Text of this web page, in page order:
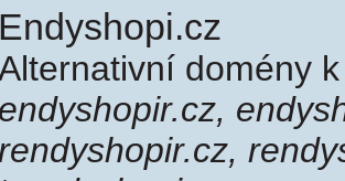
Endyshopi.cz
domény
endyshopir.cz,